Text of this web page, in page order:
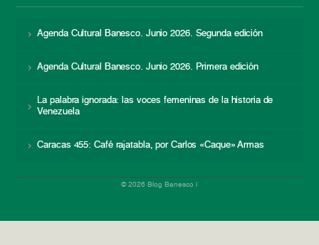
Agenda Cultural Banesco. Junio 2026. Segunda edición
Agenda Cultural Banesco. Junio 2026. Primera edición
La palabra ignorada: las voces femeninas de la historia de
Venezuela
Caracas 455: Café rajatabla, por Carlos «Caque» Armas
© 2026 Blog Banesco |